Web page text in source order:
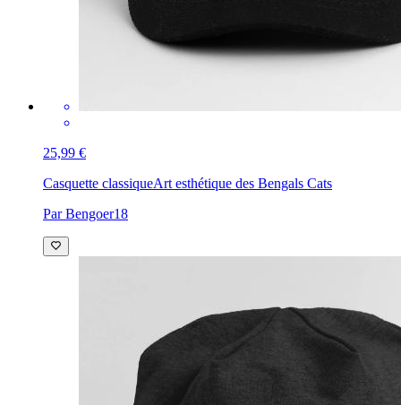
25,99 €
Casquette classiqueArt esthétique des Bengals Cats
Par Bengoer18